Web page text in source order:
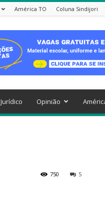
América TO Coluna Sindijori
Jurídico Opinião
5
750